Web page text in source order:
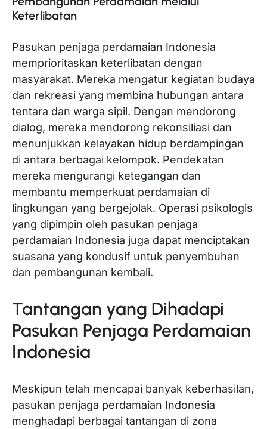
Keterlibatan
Pasukan penjaga perdamaian Indonesia
memprioritaskan keterlibatan dengan
masyarakat. Mereka mengatur kegiatan budaya
dan rekreasi yang membina hubungan antara
tentara dan warga sipil. Dengan mendorong
dialog, mereka mendorong rekonsiliasi dan
menunjukkan kelayakan hidup berdampingan
di antara berbagai kelompok. Pendekatan
mereka mengurangi ketegangan dan
membantu memperkuat perdamaian di
lingkungan yang bergejolak. Operasi psikologis
yang dipimpin oleh pasukan penjaga
perdamaian Indonesia juga dapat menciptakan
suasana yang kondusif untuk penyembuhan
dan pembangunan kembali.
Tantangan yang Dihadapi
Pasukan Penjaga Perdamaian
Indonesia
Meskipun telah mencapai banyak keberhasilan,
pasukan penjaga perdamaian Indonesia
menghadapi berbagai tantangan di zona